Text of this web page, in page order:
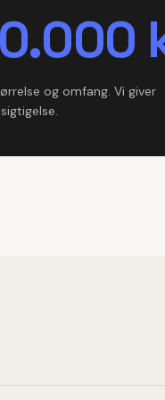
og omfang. Vi giver